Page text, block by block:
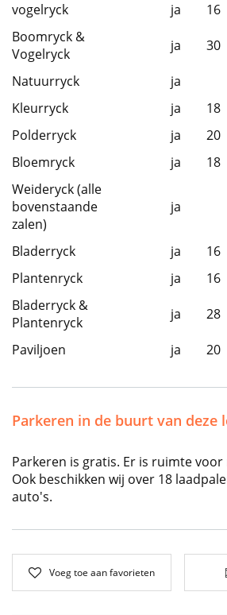
vogelryck ja 16
Boomryck &
Vogelryck
ja 30
Natuurryck ja
Kleurryck
ja 18
Polderryck
ja 20
Bloemryck
ja 18
Weideryck (alle
bovenstaande
zalen)
ja
Bladerryck ja 16
Plantenryck
ja 16
Bladerryck &
Plantenryck
ja 28
Paviljoen ja 20
Parkeren in de buurt van deze
Parkeren is gratis. Er is ruimte
Ook beschikken wij over 18
auto's.
Voeg toe aan favorieten